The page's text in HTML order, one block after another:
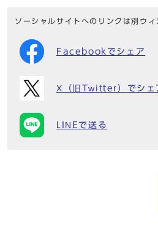
ソーシャルサイトへのリンクは別ウィ
Facebookでシェア
X（旧Twitter）でシェ
LINEで送る